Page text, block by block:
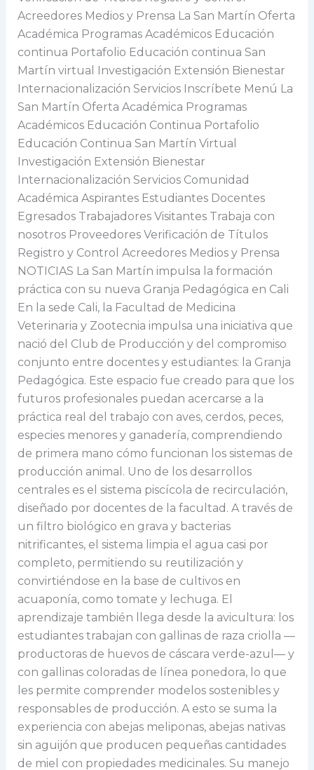
Acreedores Medios y Prensa La San Martín Oferta
Académica Programas Académicos Educación
continua Portafolio Educación continua San
Martín virtual Investigación Extensión Bienestar
Internacionalización Servicios Inscríbete Menú La
San Martín Oferta Académica Programas
Académicos Educación Continua Portafolio
Educación Continua San Martín Virtual
Investigación Extensión Bienestar
Internacionalización Servicios Comunidad
Académica Aspirantes Estudiantes Docentes
Egresados Trabajadores Visitantes Trabaja con
nosotros Proveedores Verificación de Títulos
Registro y Control Acreedores Medios y Prensa
NOTICIAS La San Martín impulsa la formación
práctica con su nueva Granja Pedagógica en Cali
En la sede Cali, la Facultad de Medicina
Veterinaria y Zootecnia impulsa una iniciativa que
nació del Club de Producción y del compromiso
conjunto entre docentes y estudiantes: la Granja
Pedagógica. Este espacio fue creado para que los
futuros profesionales puedan acercarse a la
práctica real del trabajo con aves, cerdos, peces,
especies menores y ganadería, comprendiendo
de primera mano cómo funcionan los sistemas de
producción animal. Uno de los desarrollos
centrales es el sistema piscícola de recirculación,
diseñado por docentes de la facultad. A través de
un filtro biológico en grava y bacterias
nitrificantes, el sistema limpia el agua casi por
completo, permitiendo su reutilización y
convirtiéndose en la base de cultivos en
acuaponía, como tomate y lechuga. El
aprendizaje también llega desde la avicultura: los
estudiantes trabajan con gallinas de raza criolla —
productoras de huevos de cáscara verde-azul— y
con gallinas coloradas de línea ponedora, lo que
les permite comprender modelos sostenibles y
responsables de producción. A esto se suma la
experiencia con abejas meliponas, abejas nativas
sin aguijón que producen pequeñas cantidades
de miel con propiedades medicinales. Su manejo